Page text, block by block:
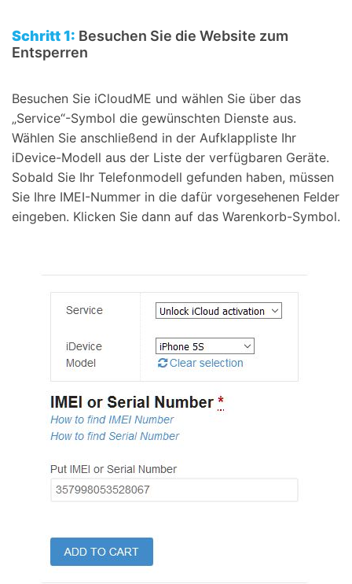
Schritt 1: Besuchen Sie die Website zum
Entsperren
Besuchen Sie iCloudME und wählen Sie über das
„Service“-Symbol die gewünschten Dienste aus.
Wählen Sie anschließend in der Aufklappliste Ihr
iDevice-Modell aus der Liste der verfügbaren Geräte.
Sobald Sie Ihr Telefonmodell gefunden haben, müssen
Sie Ihre IMEI-Nummer in die dafür vorgesehenen Felder
eingeben. Klicken Sie dann auf das Warenkorb-Symbol.